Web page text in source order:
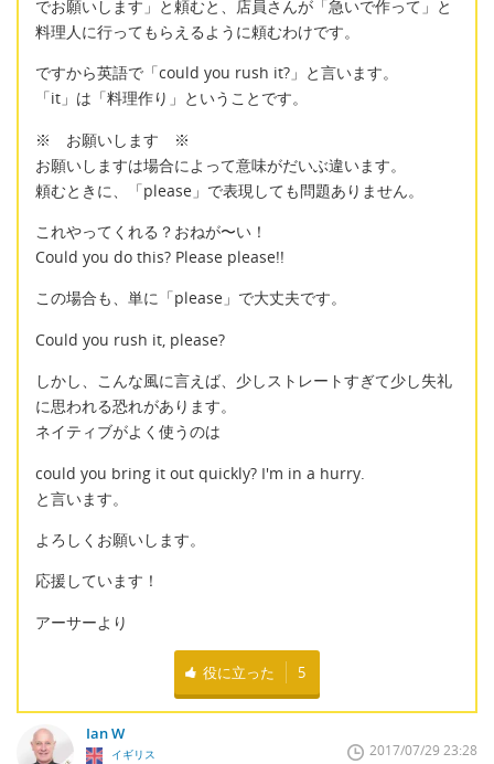
でお願いします」と頼むと、店員さんが「急いで作って」と
料理人に行ってもらえるように頼むわけです。
ですから英語で「could you rush it?」と言います。
「it」は「料理作り」ということです。
※ お願いします ※
お願いしますは場合によって意味がだいぶ違います。
頼むときに、「please」で表現しても問題ありません。
これやってくれる？おねが〜い！
Could you do this? Please please!!
この場合も、単に「please」で大丈夫です。
Could you rush it, please?
しかし、こんな風に言えば、少しストレートすぎて少し失礼
に思われる恐れがあります。
ネイティブがよく使うのは
could you bring it out quickly? I'm in a hurry.
と言います。
よろしくお願いします。
応援しています！
アーサーより
役に立った 5
Ian W
イギリス 2017/07/29 23:28